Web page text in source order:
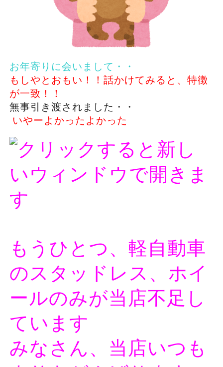
お年寄りに会いまして・・
もしやとおもい！！話かけてみると、特徴
が一致！！
無事引き渡されました・・
いやーよかったよかった
もうひとつ、軽自動車
のスタッドレス、ホイ
ールのみが当店不足し
ています
みなさん、当店いつも